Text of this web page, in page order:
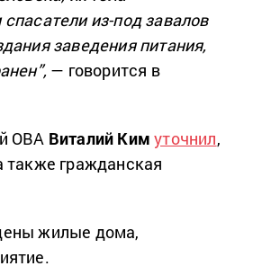
из-под завалов
заведения питания,
— говорится в
ОВА Виталий Ким уточнил,
также гражданская
жилые дома,